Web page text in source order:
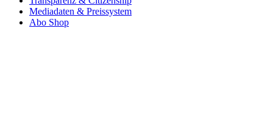
Mediadaten & Preissystem
Abo Shop